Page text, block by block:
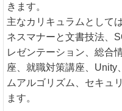
きます。
主なカリキュラムとして
ネスマナーと文書技法、
レゼンテーション、総合
座、就職対策講座、Unity
ムアルゴリズム、セキュ
ます。